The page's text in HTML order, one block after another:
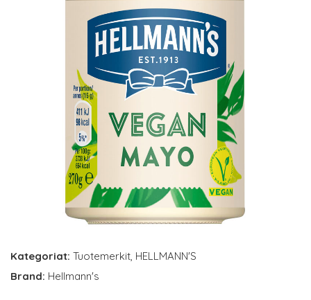
Kategoriat: Tuotemerkit, HELLMANN'S
Brand: Hellmann's